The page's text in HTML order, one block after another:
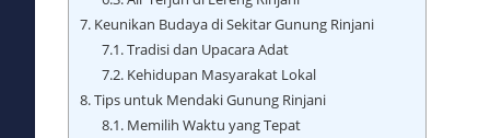
7. Keunikan Budaya di Sekitar Gunung Rinjani
7.1.Tradisi dan Upacara Adat
7.2.Kehidupan Masyarakat Lokal
8.Tips untuk Mendaki Gunung Rinjani
8.1.Memilih Waktu yang Tepat